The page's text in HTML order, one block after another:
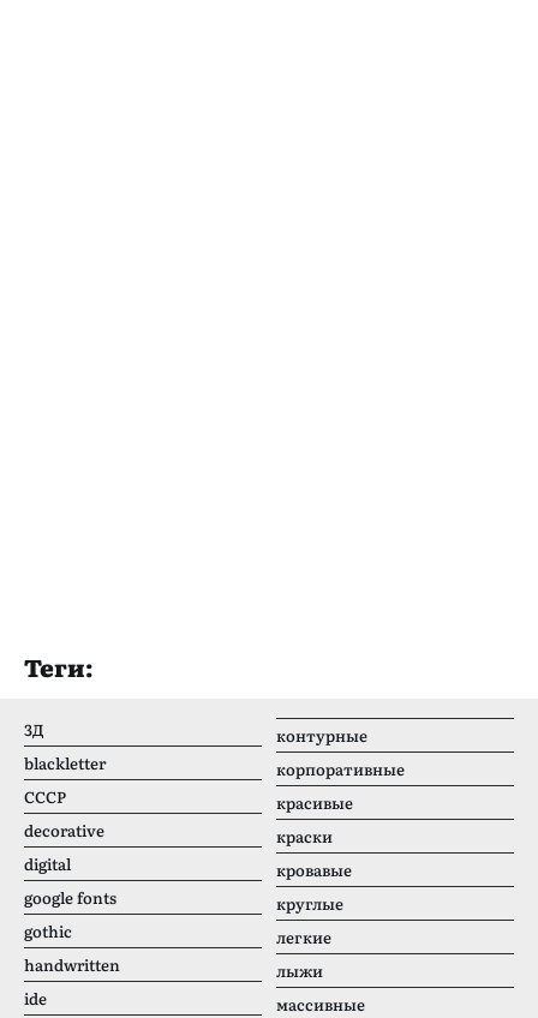
Теги:
3Д
blackletter
CCCР
decorative
digital
google fonts
gothic
handwritten
ide
контурные
корпоративные
красивые
краски
кровавые
круглые
легкие
лыжи
массивные